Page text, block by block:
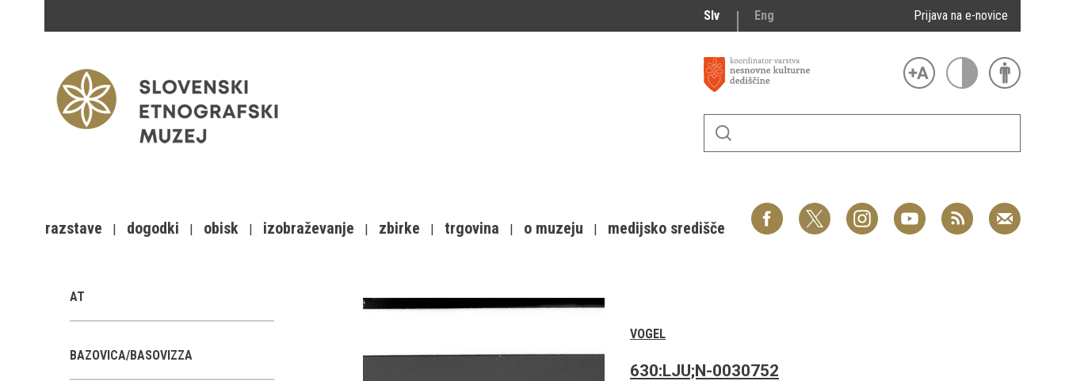
Slv Eng Prijava na e-novice
razstave dogodki obisk izobraževanje zbirke trgovina o muzeju medijsko središče
AT
BAZOVICA/BASOVIZZA
VOGEL
630:LJU;N-0030752